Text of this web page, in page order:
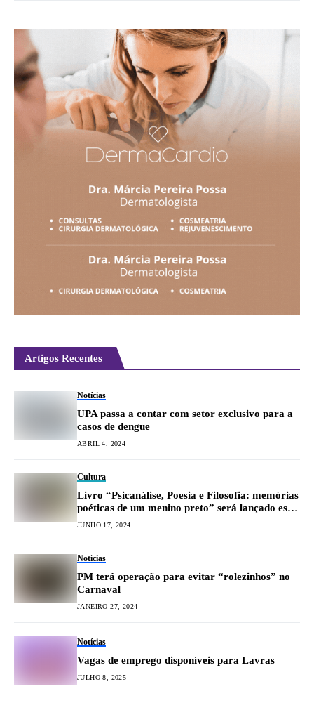
Artigos Recentes
Notícias
UPA passa a contar com setor exclusivo para a
casos de dengue
ABRIL 4, 2024
Cultura
Livro “Psicanálise, Poesia e Filosofia: memórias
poéticas de um menino preto” será lançado essa
semana
JUNHO 17, 2024
Notícias
PM terá operação para evitar “rolezinhos” no
Carnaval
JANEIRO 27, 2024
Notícias
Vagas de emprego disponíveis para Lavras
JULHO 8, 2025